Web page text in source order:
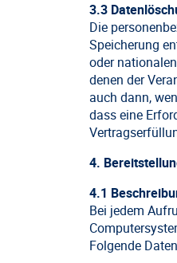
3.3
Die
Speicherung
oder
denen der
auch dann,
dass eine
4.
4.1
Bei jedem
Folgende